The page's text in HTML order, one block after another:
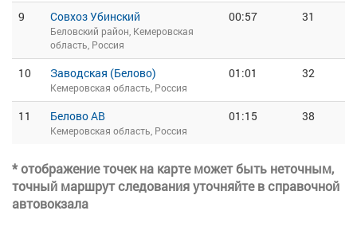
9 Совхоз Убинский
Беловский район, Кемеровская
область, Россия
00:57 31
10 Заводская (Белово)
Кемеровская область, Россия
01:01 32
11 Белово АВ
Кемеровская область, Россия
01:15 38
* отображение точек на карте может быть неточным,
точный маршрут следования уточняйте в справочной
автовокзала